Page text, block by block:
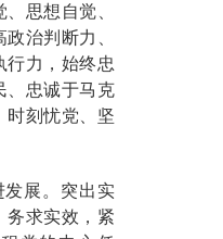
思想自觉、
治判断力、
行力，始终忠
、忠诚于马克
时刻忧党、坚
发展。突出实
务求实效，紧